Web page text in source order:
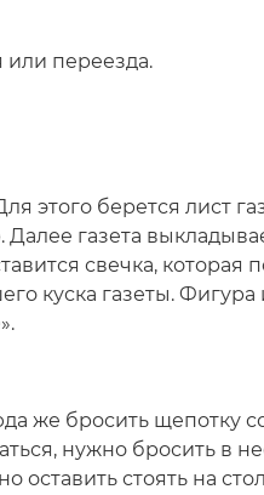
или переезда.
этого берется лист
газета
свечка, которая
куска газеты.
же бросить щепотку
нужно бросить в
стоять на